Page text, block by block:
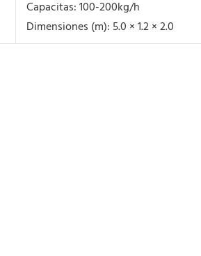
Capacitas: 100-200kg/h
Dimensiones (m): 5.0 × 1.2 × 2.0